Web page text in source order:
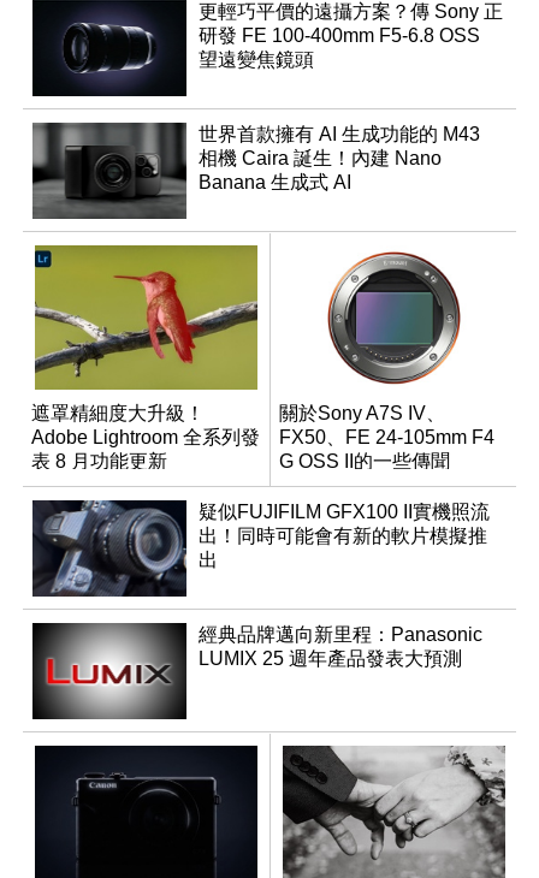
更輕巧平價的遠攝方案？傳 Sony 正
研發 FE 100-400mm F5-6.8 OSS
望遠變焦鏡頭
世界首款擁有 AI 生成功能的 M43
相機 Caira 誕生！內建 Nano
Banana 生成式 AI
遮罩精細度大升級！
Adobe Lightroom 全系列發
表 8 月功能更新
關於Sony A7S IV、
FX50、FE 24-105mm F4
G OSS II的一些傳聞
疑似FUJIFILM GFX100 II實機照流
出！同時可能會有新的軟片模擬推
出
經典品牌邁向新里程：Panasonic
LUMIX 25 週年產品發表大預測